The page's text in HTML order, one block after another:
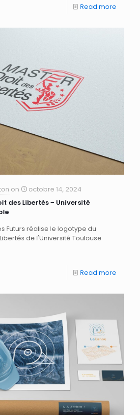
Read more
on
octobre 14, 2024
des Libertés – Université
Futurs réalise le logotype du
de l'Université Toulouse
Read more